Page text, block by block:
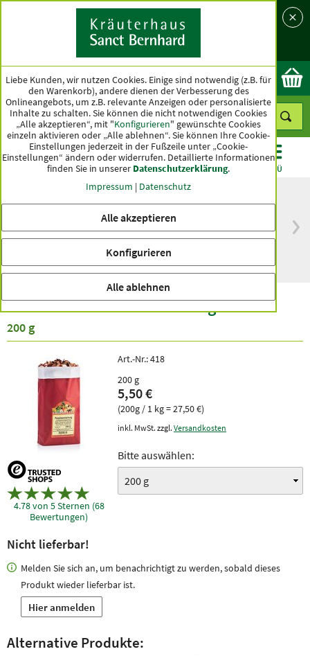
Land
Ok
KATEGORIEN ANGEBOTE TOPSELLER MENÜ
versandkostenfrei
innerhalb Deutschlands
Spitzenqualität seit
Früchtetee Paradiesmischung
200 g
4.78 von 5 Sternen (68
Bewertungen)
Art.-Nr.:418
200 g
5,50 €
(200g / 1 kg = 27,50 €)
inkl. MwSt. zzgl. Versandkosten
Bitte auswählen:
Nicht lieferbar!
Melden Sie sich an, um benachrichtigt zu werden, sobald dieses
Produkt wieder lieferbar ist.
Hier anmelden
Alternative Produkte:
Liebe Kunden, wir nutzen Cookies. Einige sind notwendig (z.B. für
den Warenkorb), andere dienen der Verbesserung des
Onlineangebots, um z.B. relevante Anzeigen oder personalisierte
Inhalte zu schalten. Sie können die nicht notwendigen Cookies
„Alle akzeptieren“, mit "Konfigurieren" gewünschte Cookies
einzeln aktivieren oder „Alle ablehnen“. Sie können Ihre Cookie-
Einstellungen jederzeit in der Fußzeile unter „Cookie-
Einstellungen“ ändern oder widerrufen. Detaillierte Informationen
finden Sie in unserer Datenschutzerklärung.
Impressum | Datenschutz
Alle akzeptieren
Konfigurieren
Alle ablehnen